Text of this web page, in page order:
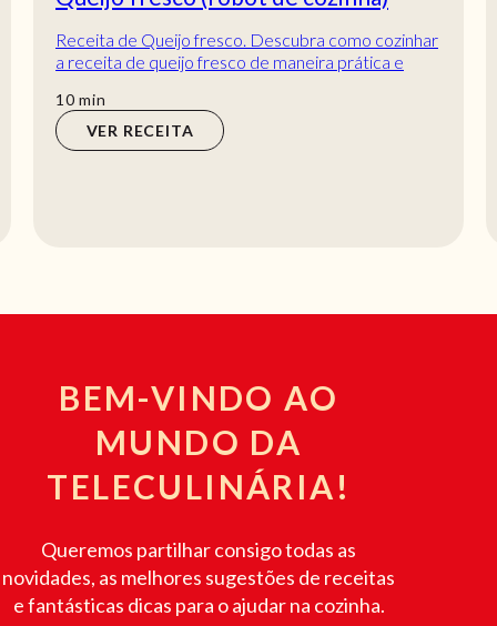
Receita de Queijo fresco. Descubra como cozinhar
a receita de queijo fresco de maneira prática e
10min
min
VER RECEITA
BEM-VINDO AO
MUNDO DA
TELECULINÁRIA!
Queremos partilhar consigo todas as
novidades, as melhores sugestões de receitas
e fantásticas dicas para o ajudar na cozinha.